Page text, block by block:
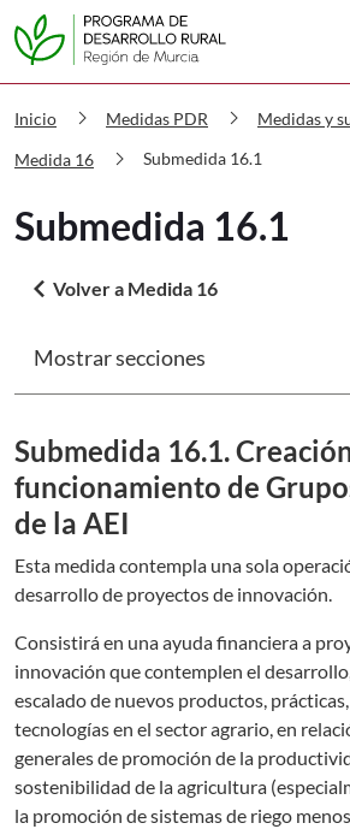
PDR Submedida 16.1
Inicio chevron_right Medidas PDR chevron_right Medidas y
Medida 16 chevron_right Submedida 16.1
Submedida 16.1
arrow_back_ios Volver a Medida 16
Mostrar secciones
Submedida 16.1.
funcionamiento de
de la AEI
Esta medida contempla una sola
desarrollo de proyectos de innovación.
Consistirá en una ayuda financiera a
innovación que contemplen el
escalado de nuevos productos,
tecnologías en el sector agrario, en
generales de promoción de la
sostenibilidad de la agricultura
la promoción de sistemas de riego